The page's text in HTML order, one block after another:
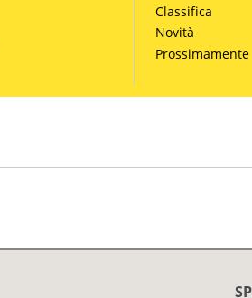
Classifica
Novità
Prossimamente